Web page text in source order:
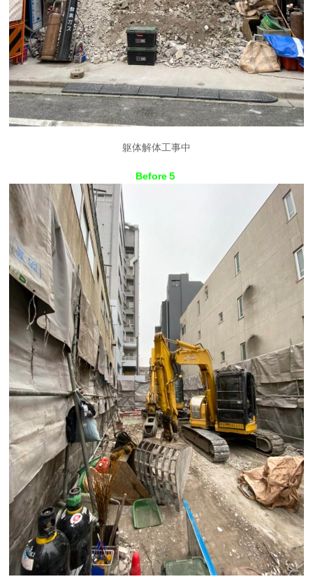
躯体解体工事中
Before５